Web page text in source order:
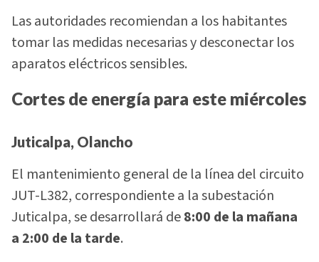
Las autoridades recomiendan a los habitantes
tomar las medidas necesarias y desconectar los
aparatos eléctricos sensibles.
Cortes de energía para este miércoles
Juticalpa, Olancho
El mantenimiento general de la línea del circuito
JUT-L382, correspondiente a la subestación
Juticalpa, se desarrollará de8:00 de la mañana
a 2:00 de la tarde.